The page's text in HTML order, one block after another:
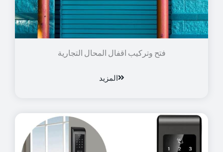
فتح وتركيب اقفال المحال التجارية
المزيد